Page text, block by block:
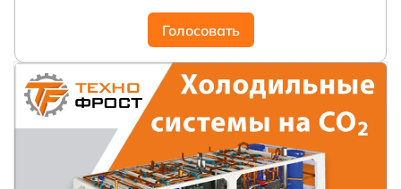
Голосовать